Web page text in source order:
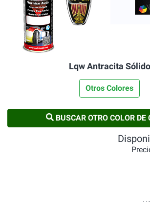
Lqw Antracita Sólido
Otros Colores
BUSCAR OTRO COLOR DE